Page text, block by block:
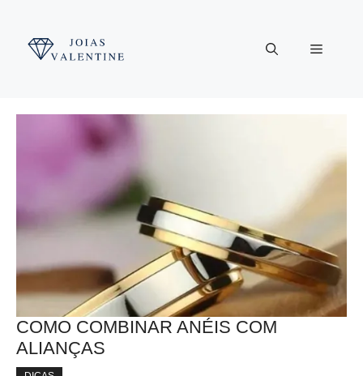
Menu
COMO COMBINAR ANÉIS COM
ALIANÇAS